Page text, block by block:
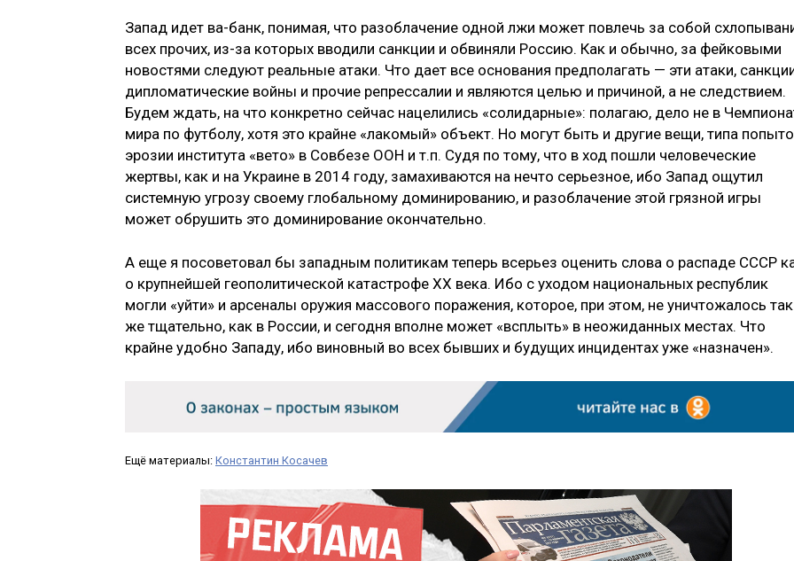
Запад идет ва-банк, понимая, что разоблачение одной лжи может повлечь за собой
всех прочих, из-за которых вводили санкции и обвиняли Россию. Как и обычно, за фейковыми
новостями следуют реальные атаки. Что дает все основания предполагать — эти атаки,
дипломатические войны и прочие репрессалии и являются целью и причиной, а не следствием.
Будем ждать, на что конкретно сейчас нацелились «солидарные»: полагаю, дело не в
мира по футболу, хотя это крайне «лакомый» объект. Но могут быть и другие вещи, типа
эрозии института «вето» в Совбезе ООН и т.п. Судя по тому, что в ход пошли человеческие
жертвы, как и на Украине в 2014 году, замахиваются на нечто серьезное, ибо Запад ощутил
системную угрозу своему глобальному доминированию, и разоблачение этой грязной игры
может обрушить это доминирование окончательно.
А еще я посоветовал бы западным политикам теперь всерьез оценить слова о распаде СССР
о крупнейшей геополитической катастрофе ХХ века. Ибо с уходом национальных республик
могли «уйти» и арсеналы оружия массового поражения, которое, при этом, не уничтожалось так
же тщательно, как в России, и сегодня вполне может «всплыть» в неожиданных местах. Что
крайне удобно Западу, ибо виновный во всех бывших и будущих инцидентах уже «назначен».
Ещё материалы: Константин Косачев